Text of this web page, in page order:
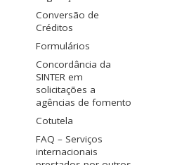
Conversão de
Créditos
Formulários
Concordância da
SINTER em
solicitações a
agências de fomento
Cotutela
FAQ – Serviços
internacionais